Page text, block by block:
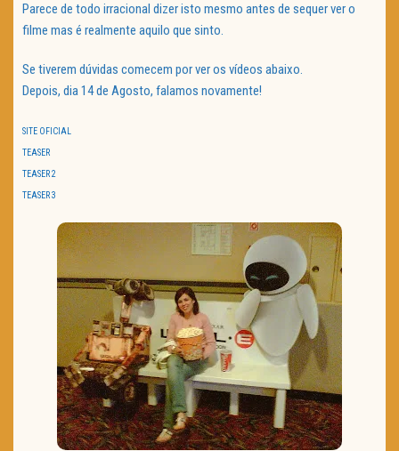
Parece de todo irracional dizer isto mesmo antes de sequer ver o
filme mas é realmente aquilo que sinto.
Se tiverem dúvidas comecem por ver os vídeos abaixo.
Depois, dia 14 de Agosto, falamos novamente!
SITE OFICIAL
TEASER
TEASER 2
TEASER 3